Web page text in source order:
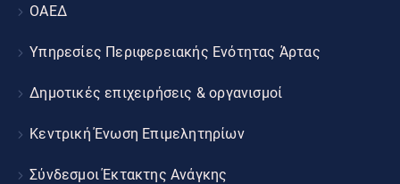
ΟΑΕΔ
Υπηρεσίες Περιφερειακής Ενότητας Άρτας
Δημοτικές επιχειρήσεις & οργανισμοί
Κεντρική Ένωση Επιμελητηρίων
Σύνδεσμοι Έκτακτης Ανάγκης